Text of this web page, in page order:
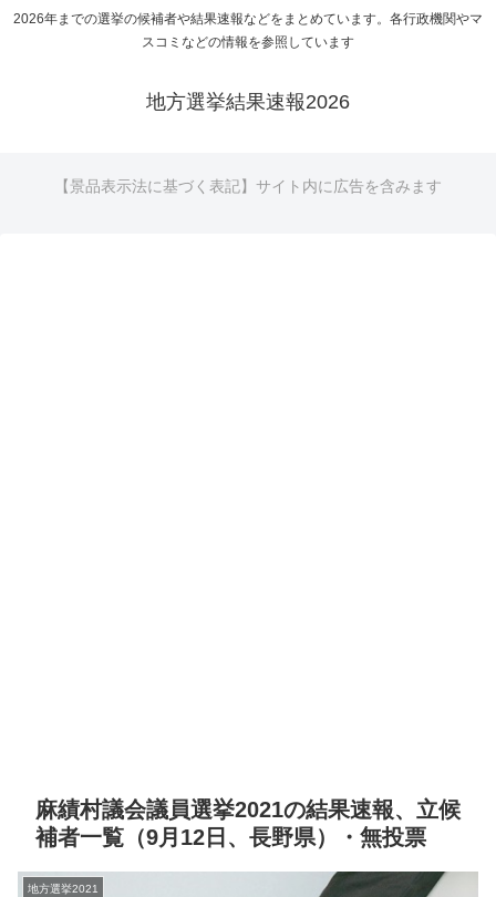
2026年までの選挙の候補者や結果速報などをまとめています。各行政機関やマ
スコミなどの情報を参照しています
地方選挙結果速報2026
【景品表示法に基づく表記】サイト内に広告を含みます
麻績村議会議員選挙2021の結果速報、立候
補者一覧（9月12日、長野県）・無投票
地方選挙2021